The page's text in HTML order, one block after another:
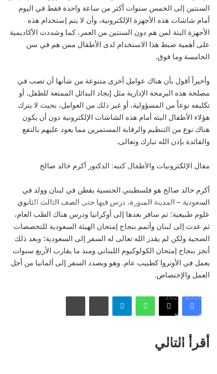
السنتين إلى الخمس سنوات أكثر من ساعة واحدة فقط في اليوم
أمام شاشات هذه الأجهزة الإلكترونية، وأن لا يتم إستخدام هذه
الأجهزة البتة لمن هم دون السنتين من العمر، كما وشددت الأكاديمية
على أهمية ضبط هذا الاستخدام لدى الأطفال ممن هم في سن
الخامسة وما فوق.
وأخيراً أقول بأن هناك عوامل أخرى متنوعة من شأنها أن تصب في
مصلحة هذه البرمجة الإدارية مثل إيجاد البدائل الممتعة للطفل، أو
تكليفه نوعاً من المسؤولية، أو غير ذلك من العوامل، بحيث لا يترك
هؤلاء الأطفال البته أمام هذه الشاشات الإلكترونية دون أن يكون
هناك نوع من التنظيم والرقابة المستمرين مما يعود عليهم بالنفع
والفائدة بإذن الله تبارك وتعالى.
مقال الإلكترونيات والأطفال كتبه: الدكتور أكرم خالد صالح
أكرم خالد صالح هو فلسطيني الجنسية يقطن في لبنان وولد في
السعودية – المدينة المنورة، درس فيها حتى الصف الثالث الثانوي
علوم طبيعية؛ ثم سافر بعدها إلى أوكرانيا ودرس هناك الطب العام،
ثم عدت إلى لبنان وأتمم بنجاح إمتحان الهيئة السعودية للتخصصات
الصحية ولكن لم يقدر الله تعالى له السفر إلى السعودية؛ وبعد ذلك
أنجز بنجاح إمتحان الكولوكيوم اللبناني ومنذ ما يقارب الأربع سنوات
يعمل في الأونروا كطبيب عام. وهو وبصدد السفر إلى ألمانيا من أجل
العمل والإختصاص.
فيسبوك X
واتساب تيلقرام مشاركة عبر البريد طباعة
أقرأ التالي
بالصور: 800 متر من الرعب في بامبلونا.. ثيران هائجة تسحق
المغامرين ولن تصدق ما يحدث في «حلبة الموت»!
ثنائية بيلينغهام القاتلة تقود إنجلترا لعبور النرويج إلى نصف نهائي
مونديال 2026
أمريكا تشنّ الجولة الثالثة من ضرباتها الجوية على إيران رداً على
هجوم بمضيق هرمز
2026-2027
«المرشد الإيراني» يشعل العالم